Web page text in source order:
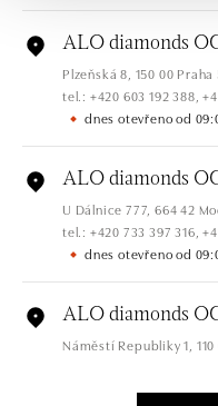
ALO diamonds
Plzeňská 8, 150 00
tel.: +420 603 192 388,
dnes otevřeno od
ALO diamonds
U Dálnice 777, 664 42
tel.: +420 733 397 316,
dnes otevřeno od
ALO diamonds
Náměstí Republiky 1,
dnes otevřeno od